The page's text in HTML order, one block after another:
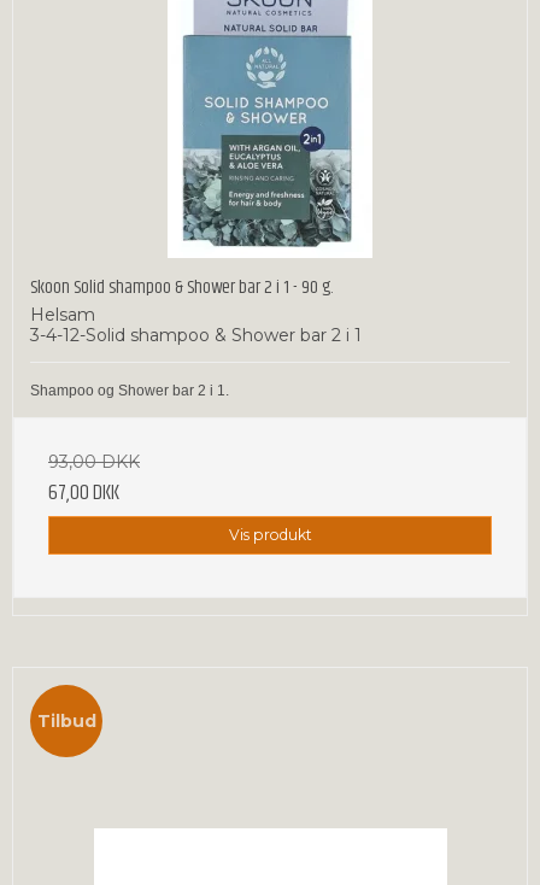
Skoon Solid shampoo & Shower bar 2 i 1 - 90 g.
Helsam
3-4-12-Solid shampoo & Shower bar 2 i 1
Shampoo og Shower bar 2 i 1.
93,00 DKK
67,00 DKK
Vis produkt
Tilbud